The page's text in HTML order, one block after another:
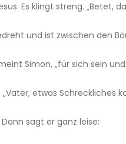
Es klingt streng. „Betet,
und ist zwischen den
Simon, „für sich sein
„Vater, etwas
sagt er ganz leise: